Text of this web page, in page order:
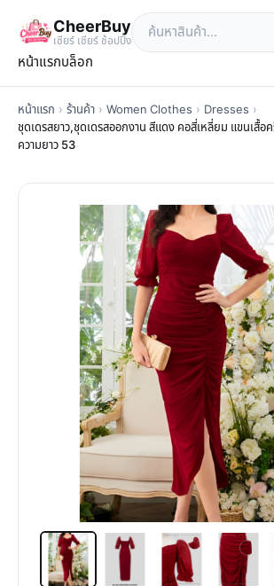
CheerBuy
เซียร์ เซียร์ ช้อปปิ้ง
หน้าแรกบล็อก
หน้าแรก › ร้านค้า › Women Clothes › Dresses ›
ชุดเดรสยาว,ชุดเดรสออกงาน สีแดง คอสี่เหลี่ยม แขนเสื้อ
ความยาว 53